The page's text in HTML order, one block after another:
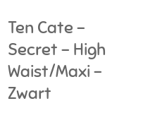
Ten Cate -
Secret - High
Waist/Maxi -
Zwart